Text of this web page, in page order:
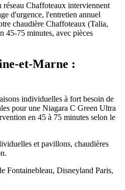
Chaffoteaux interviennent
d'urgence, l'entretien annuel
chaudière Chaffoteaux (Talia,
45-75 minutes, avec pièces
et-Marne :
individuelles à fort besoin de
pour une Niagara C Green Ultra
en 45 à 75 minutes selon le
et pavillons, chaudières
Fontainebleau, Disneyland Paris,